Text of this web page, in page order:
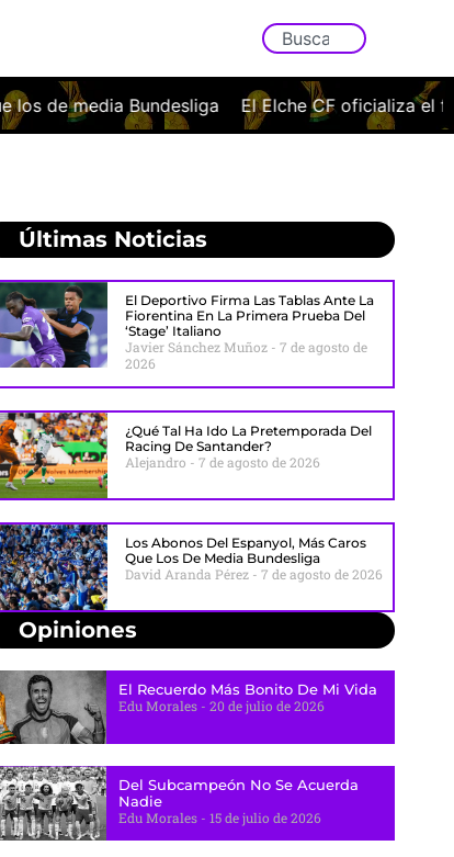
El Elche CF oficializa el fichaje de Javi Morcillo:
Últimas Noticias
El Deportivo Firma Las Tablas Ante La
Fiorentina En La Primera Prueba Del
‘stage’ Italiano
Javier Sánchez Muñoz
7 de agosto de
2026
¿Qué Tal Ha Ido La Pretemporada Del
Racing De Santander?
Alejandro 7 de agosto de 2026
Los Abonos Del Espanyol, Más Caros
Que Los De Media Bundesliga
David Aranda Pérez 7 de agosto de 2026
Opiniones
El Recuerdo Más Bonito De Mi Vida
Edu Morales
20 de julio de 2026
Del Subcampeón No Se Acuerda
Nadie
Edu Morales
15 de julio de 2026